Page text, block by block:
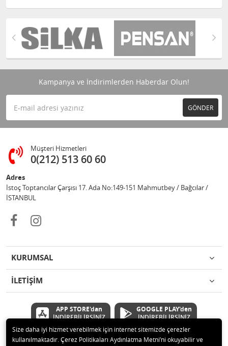
Kampanya ve İndirimlerden Haberdar Olun!
GÖNDER
Müşteri Hizmetleri
0(212) 513 60 60
Adres
İstoç Toptancılar Çarşısı 17. Ada No:149-151 Mahmutbey / Bağcılar /
İSTANBUL
KURUMSAL
İLETİŞİM
APP STORE'dan
İNDİREBİLİRSİNİZ
GOOGLE PLAY'den
İNDİREBİLİRSİNİZ
Size daha iyi hizmet verebilmek için internet sitemizde çerezler
kullanılmaktadır. Çerez Politikaları Aydınlatma Metni’ni okuyabilir ve